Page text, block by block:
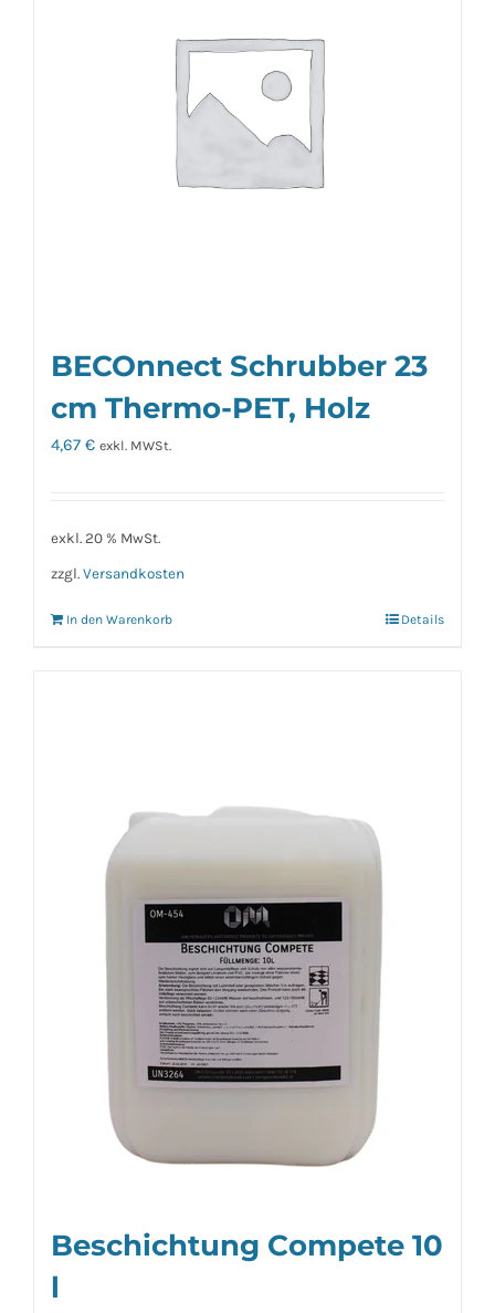
BECOnnect Schrubber 23
cm Thermo-PET, Holz
4,67 € exkl. MWSt.
exkl. 20 % MwSt.
zzgl. Versandkosten
In den Warenkorb Details
Beschichtung Compete 10
l